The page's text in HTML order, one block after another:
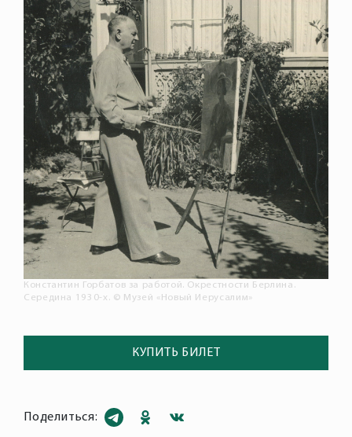
Константин Горбатов за работой. Окрестности Берлина.
Середина 1930-х. © Музей «Новый Иерусалим»
КУПИТЬ БИЛЕТ
Поделиться: